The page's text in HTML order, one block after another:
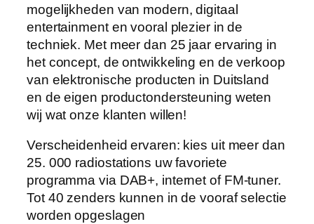
mogelijkheden van modern, digitaal
entertainment en vooral plezier in de
techniek. Met meer dan 25 jaar ervaring in
het concept, de ontwikkeling en de verkoop
van elektronische producten in Duitsland
en de eigen productondersteuning weten
wij wat onze klanten willen!
Verscheidenheid ervaren: kies uit meer dan
25. 000 radiostations uw favoriete
programma via DAB+, internet of FM-tuner.
Tot 40 zenders kunnen in de vooraf selectie
worden opgeslagen